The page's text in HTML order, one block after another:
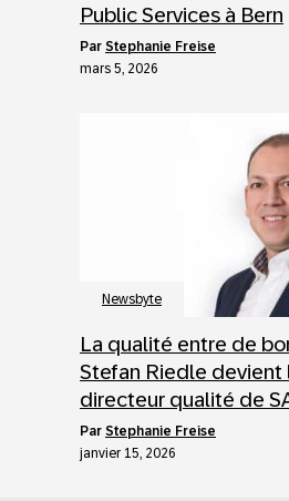
Public Services à Bern
par Stephanie Freise
mars 5, 2026
Newsbyte
La qualité entre de
Stefan Riedle devient
directeur qualité de
par Stephanie Freise
janvier 15, 2026